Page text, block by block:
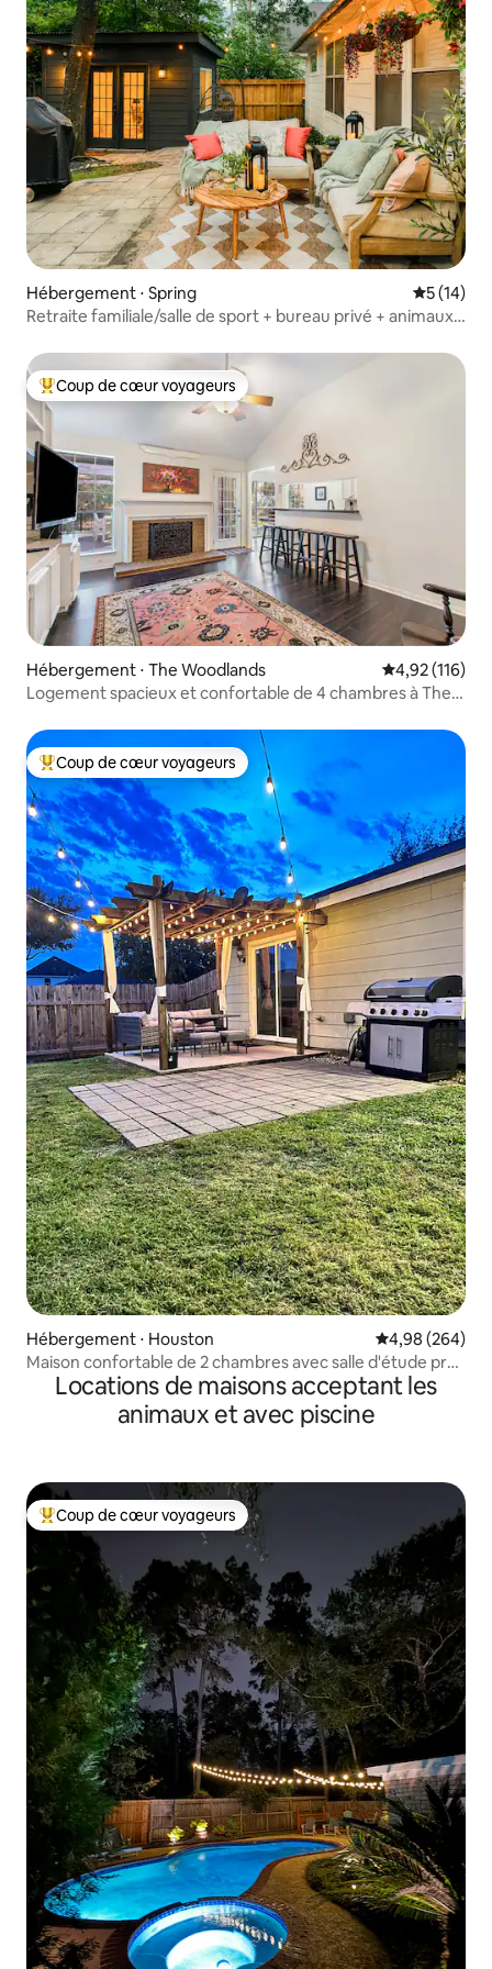
Hébergement ⋅ Spring
5 (14)
Retraite familiale/salle de sport + bureau privé + animaux
Coups de cœur voyageurs les plus appréciés
Coup de cœur voyageurs
Hébergement ⋅ The Woodlands Évaluation
4,92 (116)
Logement spacieux et confortable de 4 chambres à The
Coups de cœur voyageurs les plus appréciés
Coup de cœur voyageurs
Hébergement ⋅ Houston Évaluation
4,98 (264)
Maison confortable de 2 chambres avec salle d'étude près
de l'aéroport IAH
Locations de maisons acceptant les
animaux et avec piscine
Coups de cœur voyageurs les plus appréciés
Coup de cœur voyageurs